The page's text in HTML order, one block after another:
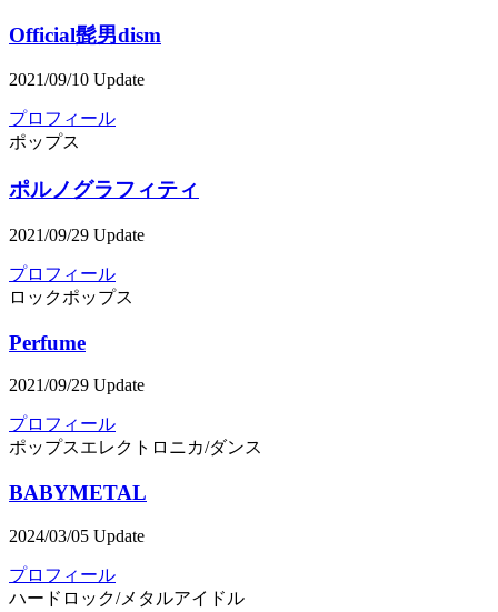
Official髭男dism
2021/09/10 Update
プロフィール
ポップス
ポルノグラフィティ
2021/09/29 Update
プロフィール
ロックポップス
Perfume
2021/09/29 Update
プロフィール
ポップスエレクトロニカ/ダンス
BABYMETAL
2024/03/05 Update
プロフィール
ハードロック/メタルアイドル